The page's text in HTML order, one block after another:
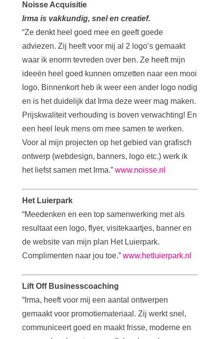
Noisse Acquisitie
Irma is vakkundig, snel en creatief.
“Ze denkt heel goed mee en geeft goede
adviezen. Zij heeft voor mij al 2 logo’s gemaakt
waar ik enorm tevreden over ben. Ze heeft mijn
ideeën heel goed kunnen omzetten naar een mooi
logo. Binnenkort heb ik weer een ander logo nodig
en is het duidelijk dat Irma deze weer mag maken.
Prijskwaliteit verhouding is boven verwachting! En
een heel leuk mens om mee samen te werken.
Voor al mijn projecten op het gebied van grafisch
ontwerp (webdesign, banners, logo etc.) werk ik
het liefst samen met Irma.” www.noisse.nl
Het Luierpark
“Meedenken en een top samenwerking met als
resultaat een logo, flyer, visitekaartjes, banner en
de website van mijn plan Het Luierpark.
Complimenten naar jou toe.” www.hetluierpark.nl
Lift Off Businesscoaching
“Irma, heeft voor mij een aantal ontwerpen
gemaakt voor promotiemateriaal. Zij werkt snel,
communiceert goed en maakt frisse, moderne en